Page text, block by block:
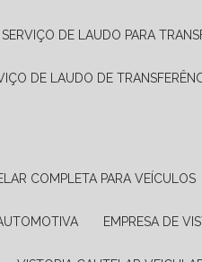
SERVIÇO DE LAUDO PARA
DE LAUDO DE
COMPLETA PARA VEÍCULOS
EMPRESA DE